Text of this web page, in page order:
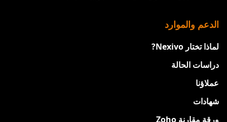
الدعم والموارد
لماذا تختار Nexivo?
دراسات الحالة
عملاؤنا
شهادات
ورقة مقارنة Zoho